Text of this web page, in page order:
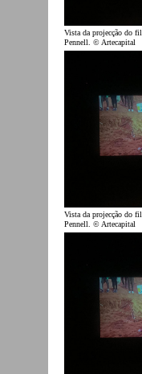
Vista da projecção do
Pennell. © Artecapital
Vista da projecção do
Pennell. © Artecapital